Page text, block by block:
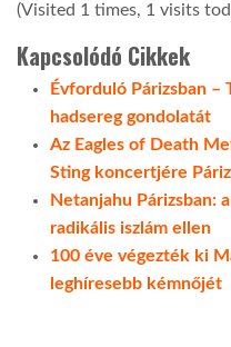
(Visited 1 times, 1 visits
Kapcsolódó Cikkek
Évforduló Párizsban –
hadsereg gondolatát
Az Eagles of Death
Sting koncertjére
Netanjahu Párizsban:
radikális iszlám ellen
100 éve végezték ki
leghíresebb kémnőjét